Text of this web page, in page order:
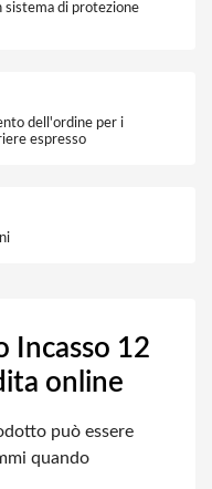
sistema di protezione
dell'ordine per i
espresso
Incasso 12
online
può essere
quando